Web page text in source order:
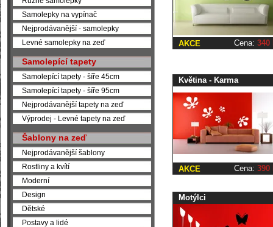
Cena: 340
AKCE
Květina - Karma
Cena: 390
AKCE
Motýlci
Samolepky na vypínač
Nejprodávanější - samolepky
Levné samolepky na zeď
Samolepící tapety
Samolepící tapety - šíře 45cm
Samolepící tapety - šíře 95cm
Nejprodávanější tapety na zeď
Výprodej - Levné tapety na zeď
Šablony na zeď
Nejprodávanější šablony
Rostliny a kvítí
Moderní
Design
Dětské
Postavy a lidé